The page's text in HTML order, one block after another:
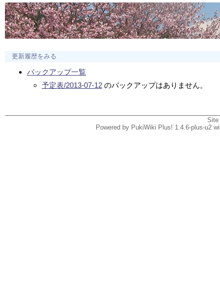
更新履歴をみる
バックアップ一覧
予定表/2013-07-12のバックアップはありません。
Powered by PukiWiki Plus! 1.4.6-plus-u2